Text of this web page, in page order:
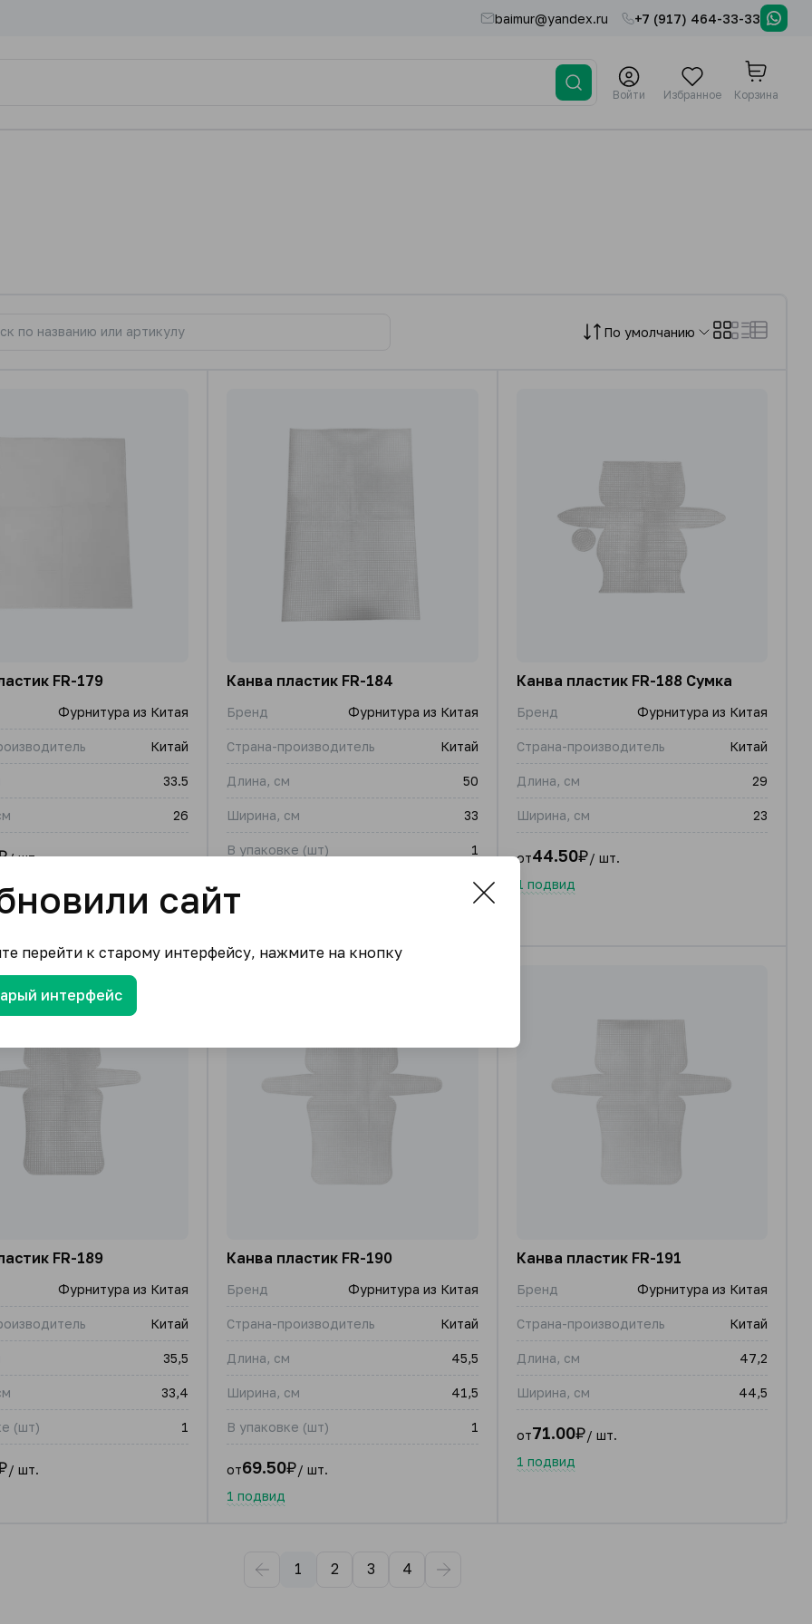
baimur@yandex.ru +7 (917) 464-33-33
Войти Избранное Корзина
По умолчанию
FR-179
Фурнитура из Китая
Китай
33.5
26
/ шт.
Канва пластик FR-184
Бренд Фурнитура из Китая
Страна-производитель Китай
Длина, см 50
Ширина, см 33
В упаковке (шт) 1
от
1 подвид
Канва пластик FR-188 Сумка
Бренд Фурнитура из Китая
Страна-производитель Китай
Длина, см 29
Ширина, см 23
от44.50₽/ шт.
1 подвид
FR-189
Фурнитура из Китая
Китай
35,5
33,4
(шт) 1
/ шт.
Канва пластик FR-190
Бренд Фурнитура из Китая
Страна-производитель Китай
Длина, см 45,5
Ширина, см 41,5
В упаковке (шт) 1
от69.50₽/ шт.
1 подвид
Канва пластик FR-191
Бренд Фурнитура из Китая
Страна-производитель Китай
Длина, см 47,2
Ширина, см 44,5
от71.00₽/ шт.
1 подвид
1 2 3 4
сайт
перейти к старому интерфейсу, нажмите на кнопку
интерфейс